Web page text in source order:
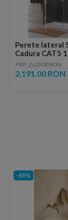
Perete lateral
Cadura CAT5
cm
PRP: 2,629.00 RON
2,191.00 RON
-48%